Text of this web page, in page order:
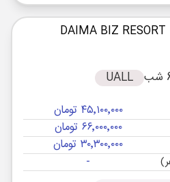
UALL
۴۵٬۱۰۰٬۰۰۰ تومان
۶۶٬۰۰۰٬۰۰۰ تومان
۳۰٬۳۰۰٬۰۰۰ تومان
-